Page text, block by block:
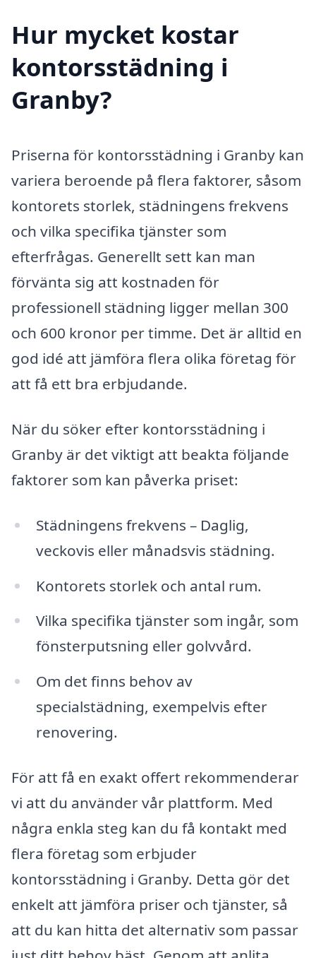
Hur mycket kostar
kontorsstädning i
Granby?
Priserna för kontorsstädning i Granby kan
variera beroende på flera faktorer, såsom
kontorets storlek, städningens frekvens
och vilka specifika tjänster som
efterfrågas. Generellt sett kan man
förvänta sig att kostnaden för
professionell städning ligger mellan 300
och 600 kronor per timme. Det är alltid en
god idé att jämföra flera olika företag för
att få ett bra erbjudande.
När du söker efter kontorsstädning i
Granby är det viktigt att beakta följande
faktorer som kan påverka priset:
Städningens frekvens – Daglig,
veckovis eller månadsvis städning.
Kontorets storlek och antal rum.
Vilka specifika tjänster som ingår, som
fönsterputsning eller golvvård.
Om det finns behov av
specialstädning, exempelvis efter
renovering.
För att få en exakt offert rekommenderar
vi att du använder vår plattform. Med
några enkla steg kan du få kontakt med
flera företag som erbjuder
kontorsstädning i Granby. Detta gör det
enkelt att jämföra priser och tjänster, så
att du kan hitta det alternativ som passar